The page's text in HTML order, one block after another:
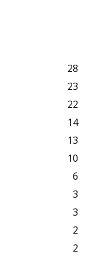
28
23
22
14
13
10
6
3
3
2
2